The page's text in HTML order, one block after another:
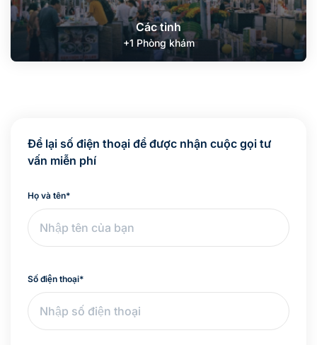
Các tỉnh
+1 Phòng khám
Để lại số điện thoại để được nhận cuộc gọi tư
vấn miễn phí
Họ và tên*
Số điện thoại*